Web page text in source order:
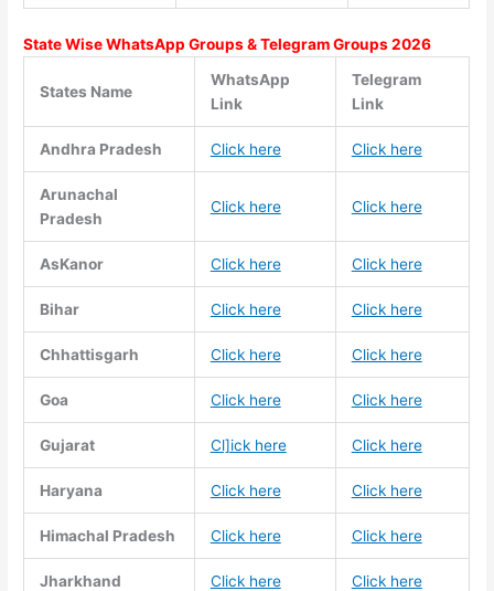
State Wise WhatsApp Groups & Telegram Groups 2026
States Name
WhatsApp
Link
Telegram
Link
Andhra Pradesh Click here Click here
Arunachal
Pradesh
Click here Click here
AsKanor Click here Click here
Bihar Click here Click here
Chhattisgarh Click here Click here
Goa Click here Click here
Gujarat Cl]ick here Click here
Haryana Click here Click here
Himachal Pradesh Click here Click here
Jharkhand Click here Click here